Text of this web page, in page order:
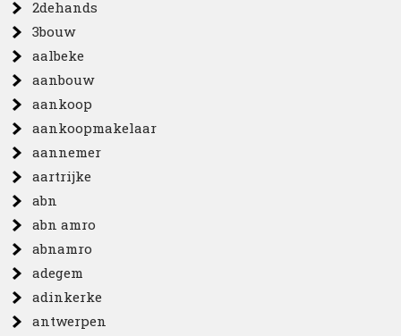
2dehands
3bouw
aalbeke
aanbouw
aankoop
aankoopmakelaar
aannemer
aartrijke
abn
abn amro
abnamro
adegem
adinkerke
antwerpen